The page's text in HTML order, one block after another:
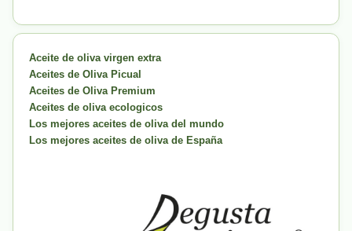
Aceite de oliva virgen extra
Aceites de Oliva Picual
Aceites de Oliva Premium
Aceites de oliva ecologicos
Los mejores aceites de oliva del mundo
Los mejores aceites de oliva de España